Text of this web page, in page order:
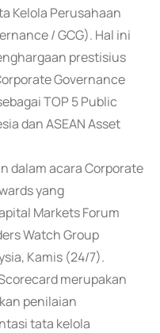
Kelola Perusahaan
/ GCG). Hal ini
prestisius
Governance
TOP 5 Public
dan ASEAN Asset
dalam acara Corporate
yang
Markets Forum
Watch Group
Kamis (24/7).
merupakan
penilaian
tata kelola